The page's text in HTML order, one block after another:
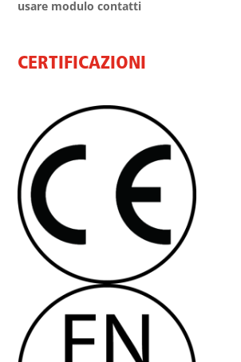
usare modulo contatti
CERTIFICAZIONI